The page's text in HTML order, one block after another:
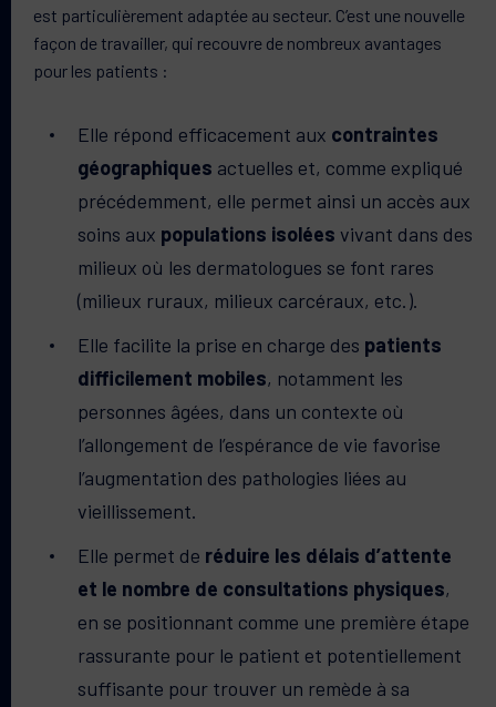
est particulièrement adaptée au secteur. C’est une nouvelle
façon de travailler, qui recouvre de nombreux avantages
pour les patients :
Elle répond efficacement aux contraintes
géographiques actuelles et, comme expliqué
précédemment, elle permet ainsi un accès aux
soins aux populations isolées vivant dans des
milieux où les dermatologues se font rares
(milieux ruraux, milieux carcéraux, etc.).
Elle facilite la prise en charge des patients
difficilement mobiles, notamment les
personnes âgées, dans un contexte où
l’allongement de l’espérance de vie favorise
l’augmentation des pathologies liées au
vieillissement.
Elle permet de réduire les délais d’attente
et le nombre de consultations physiques,
en se positionnant comme une première étape
rassurante pour le patient et potentiellement
suffisante pour trouver un remède à sa